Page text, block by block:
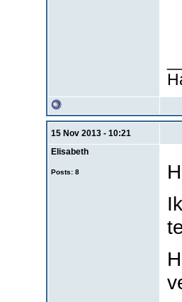
15 Nov 2013 - 10:21
Elisabeth
Posts: 8